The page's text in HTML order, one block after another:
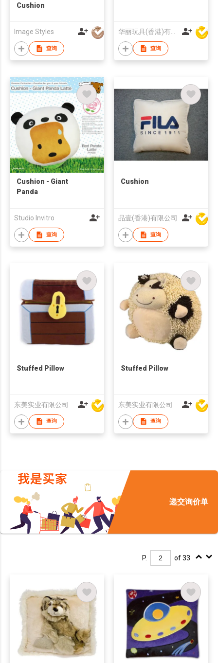
Cushion
Image Styles
查询 查询
Cushion - Giant
Panda
Studio Invitro
查询
Cushion
品壹(香港)有限公司
查询
Stuffed Pillow
东美实业有限公司
查询
Stuffed Pillow
东美实业有限公司
查询
递交询价单
P. of 33